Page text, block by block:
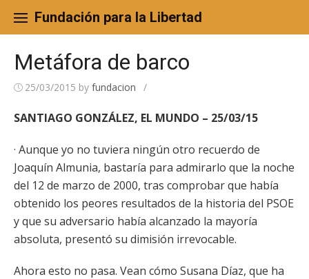
content
Fundación para la Libertad
Metáfora de barco
25/03/2015 by fundacion /
SANTIAGO GONZÁLEZ, EL MUNDO – 25/03/15
· Aunque yo no tuviera ningún otro recuerdo de
Joaquín Almunia, bastaría para admirarlo que la noche
del 12 de marzo de 2000, tras comprobar que había
obtenido los peores resultados de la historia del PSOE
y que su adversario había alcanzado la mayoría
absoluta, presentó su dimisión irrevocable.
Ahora esto no pasa. Vean cómo Susana Díaz, que ha